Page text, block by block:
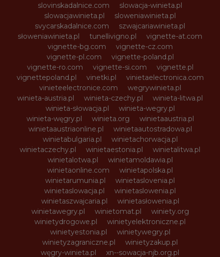
slovinskadalnice.com
slowacja-winieta.pl
slowacjawinieta.pl
sloweniawinieta.pl
svycarskadalnice.com
szwajcariawinieta.pl
słoweniawinieta.pl
tunellivigno.pl
vignette-at.com
vignette-bg.com
vignette-cz.com
vignette-pl.com
vignette-poland.pl
vignette-ro.com
vignette-si.com
vignette.pl
vignettepoland.pl
vinetki.pl
vinietaelectronica.com
vinieteelectronice.com
wegrywinieta.pl
winieta-austria.pl
winieta-czechy.pl
winieta-litwa.pl
winieta-słowacja.pl
winieta-wegry.pl
winieta-węgry.pl
winieta.org
winietaaustria.pl
winietaaustriaonline.pl
winietaautostradowa.pl
winietabulgaria.pl
winietachorwacja.pl
winietaczechy.pl
winietaestonia.pl
winietalitwa.pl
winietalotwa.pl
winietamoldawia.pl
winietaonline.com
winietapolska.pl
winietarumunia.pl
winietaslovenia.pl
winietaslowacja.pl
winietaslowenia.pl
winietaszwajcaria.pl
winietasłowenia.pl
winietawegry.pl
winietomat.pl
winiety.org
winietydrogowe.pl
winietyelektroniczne.pl
winietyestonia.pl
winietywegry.pl
winietyzagraniczne.pl
winietyzakup.pl
węgry-winieta.pl
xn--sowacja-njb.org.pl